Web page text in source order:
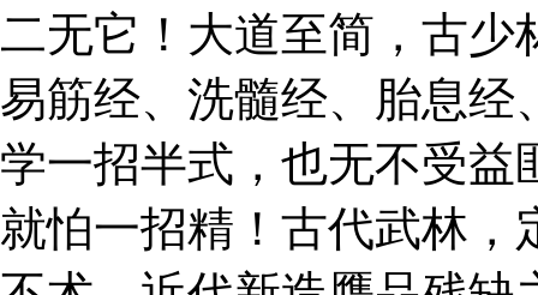
二无它！大道至简，古少
易筋经、洗髓经、胎息经
学一招半式，也无不受益
就怕一招精！古代武林，